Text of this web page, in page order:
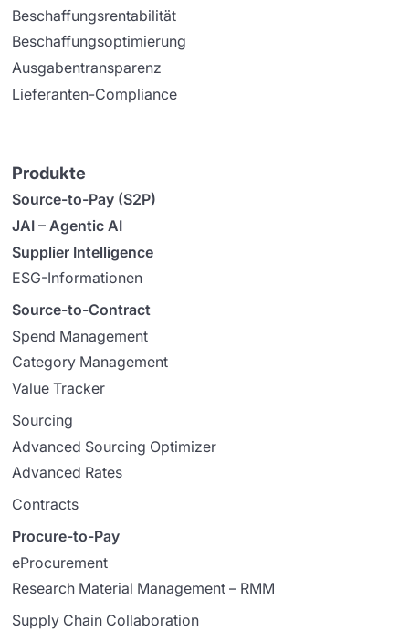
Beschaffungsrentabilität
Beschaffungsoptimierung
Ausgabentransparenz
Lieferanten-Compliance
Produkte
Source-to-Pay (S2P)
JAI – Agentic AI
Supplier Intelligence
ESG-Informationen
Source-to-Contract
Spend Management
Category Management
Value Tracker
Sourcing
Advanced Sourcing Optimizer
Advanced Rates
Contracts
Procure-to-Pay
eProcurement
Research Material Management – RMM
Supply Chain Collaboration